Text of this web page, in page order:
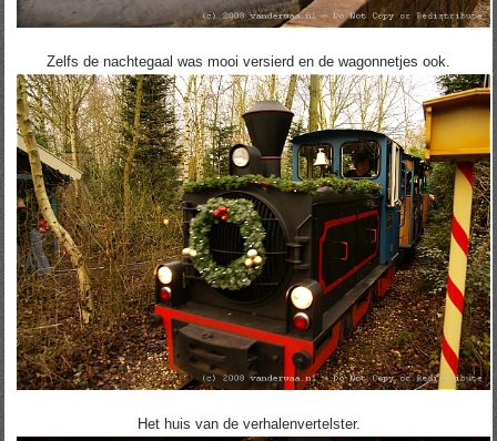
Zelfs de nachtegaal was mooi versierd en de wagonnetjes ook.
Het huis van de verhalenvertelster.